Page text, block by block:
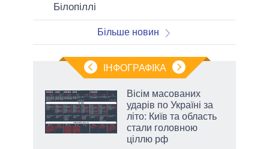
Білопіллі
Більше новин
ІНФОГРАФІКА
Вісім масованих
ударів по Україні за
літо: Київ та область
стали головною
ціллю рф